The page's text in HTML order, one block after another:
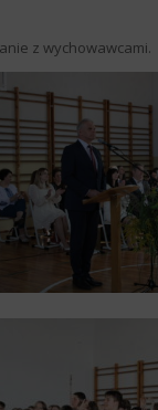
z wychowawcami.